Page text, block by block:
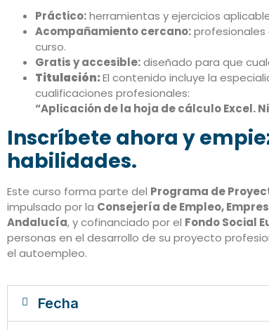
Práctico:herramientas y ejercicios
Acompañamiento cercano:
curso.
Gratis y accesible:diseñado para que
Titulación:El contenido incluye la
cualificaciones profesionales:
“Aplicación de la hoja de cálculo Excel.
Inscríbete ahora y
habilidades.
Este curso forma parte del Programa de
impulsado por la Consejería de Empleo,
Andalucía, y cofinanciado por el Fondo Social
personas en el desarrollo de su proyecto
el autoempleo.
Fecha